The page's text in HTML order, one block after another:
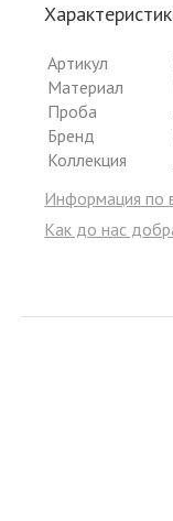
Артикул
Материал
Проба
Бренд
Коллекция
Информация по
Как до нас